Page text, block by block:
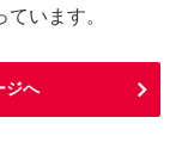
います。
ジへ